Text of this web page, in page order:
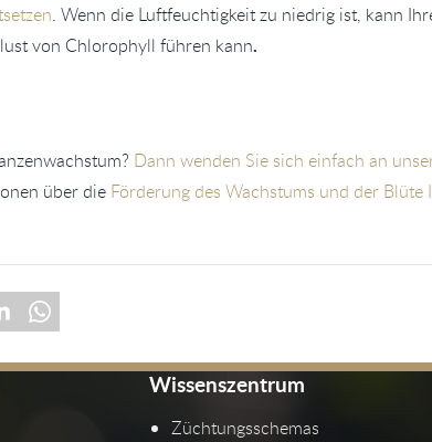
. Wenn die Luftfeuchtigkeit zu niedrig ist, kann
von Chlorophyll führen kann.
Dann wenden Sie sich einfach an
über die Förderung des Wachstums und der Blüte
Wissenszentrum
Züchtungsschemas